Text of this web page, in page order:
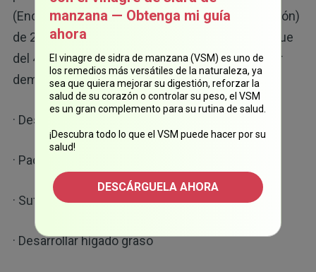
(Encuesta nacional de examen de salud y nutrición)
de 2021 estimó que la obesidad en los adultos fue
del 41.9 % entre 2017 y 2020. Además, consumir
demasiada azúcar puede aumentar el riesgo de:
· Desarrollar enfermedades del corazón
· Padecer
· Sufrir depresión
· Desarrollar hígado graso
manzana — Obtenga mi guía
ahora
El vinagre de sidra de manzana (VSM) es uno de
los remedios más versátiles de la naturaleza, ya
sea que quiera mejorar su digestión, reforzar la
salud de su corazón o controlar su peso, el VSM
es un gran complemento para su rutina de salud.
¡Descubra todo lo que el VSM puede hacer por su
salud!
DESCÁRGUELA AHORA